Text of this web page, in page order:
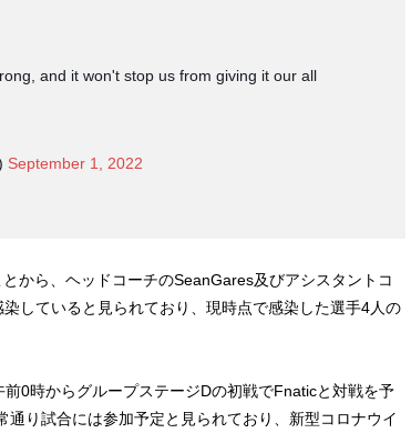
and it won't stop us from giving it our all
September 1, 2022
から、ヘッドコーチのSeanGares及びアシスタントコ
していると見られており、現時点で感染した選手4人の
0時からグループステージDの初戦でFnaticと対戦を予
り試合には参加予定と見られており、新型コロナウイ